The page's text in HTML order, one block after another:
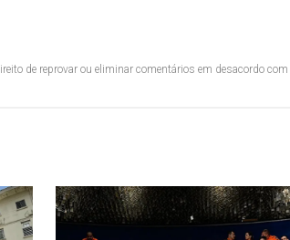
de reprovar ou eliminar comentários em desacordo com